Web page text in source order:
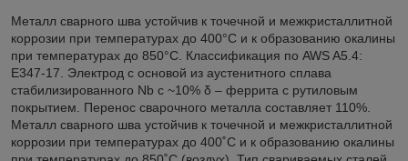
Металл сварного шва устойчив к точечной и межкристаллитной
коррозии при температурах до 400°С и к образованию окалины
при температурах до 850°С. Классификация по AWS A5.4:
E347-17. Электрод с основой из аустенитного сплава
стабилизированного Nb с ~10% δ – феррита с рутиловым
покрытием. Перенос сварочного металла составляет 110%.
Металл сварного шва устойчив к точечной и межкристаллитной
коррозии при температурах до 400˚С и к образованию окалины